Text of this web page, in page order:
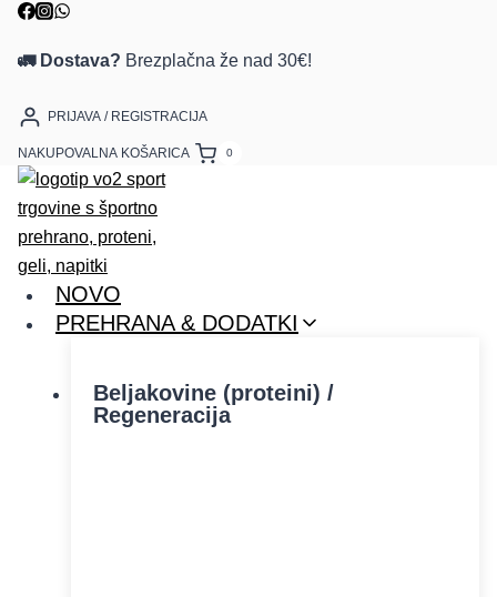
🚛 Dostava? Brezplačna že nad 30€!
PRIJAVA / REGISTRACIJA
NAKUPOVALNA KOŠARICA 0
NOVO
PREHRANA & DODATKI
Beljakovine (proteini) /
Regeneracija